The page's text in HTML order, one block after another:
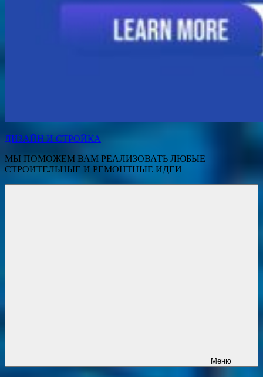
ДИЗАЙН И СТРОЙКА
МЫ ПОМОЖЕМ ВАМ РЕАЛИЗОВАТЬ ЛЮБЫЕ
СТРОИТЕЛЬНЫЕ И РЕМОНТНЫЕ ИДЕИ
Меню